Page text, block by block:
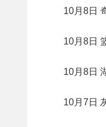
10月8日
10月8日
10月8日
10月7日